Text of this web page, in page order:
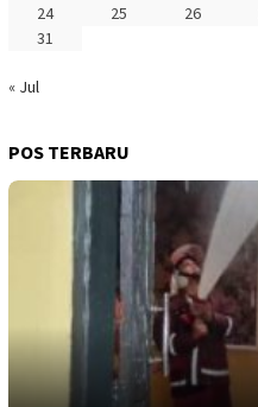
24
25 26
31
« Jul
POS TERBARU